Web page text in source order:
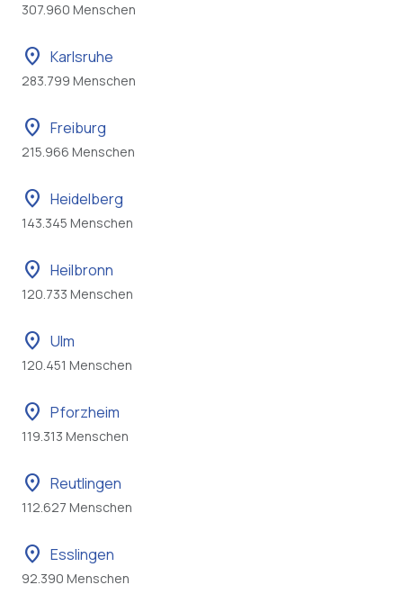
307.960 Menschen
location_on Karlsruhe
283.799 Menschen
location_on Freiburg
215.966 Menschen
location_on Heidelberg
143.345 Menschen
location_on Heilbronn
120.733 Menschen
location_on Ulm
120.451 Menschen
location_on Pforzheim
119.313 Menschen
location_on Reutlingen
112.627 Menschen
location_on Esslingen
92.390 Menschen